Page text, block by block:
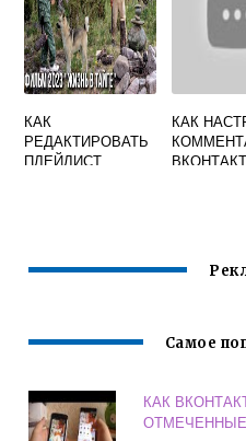
КАК
РЕДАКТИРОВАТЬ
ПЛЕЙЛИСТ
КАК
Самое
КАК